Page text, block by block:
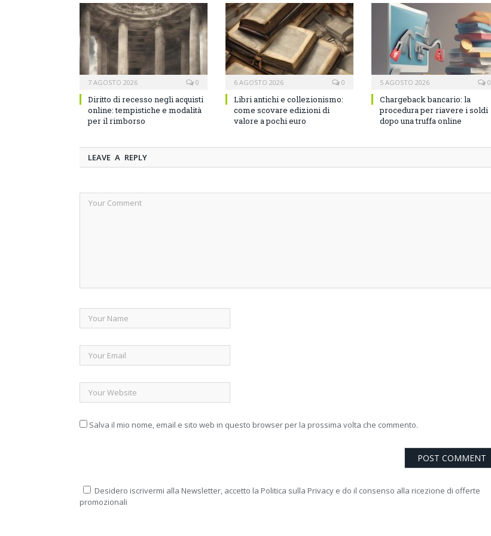
7 AGOSTO 2026 0
Diritto di recesso negli acquisti
online: tempistiche e modalità
per il rimborso
6 AGOSTO 2026 0
Libri antichi e collezionismo:
come scovare edizioni di
valore a pochi euro
5 AGOSTO 2026 0
Chargeback bancario: la
procedura per riavere i soldi
dopo una truffa online
LEAVE A REPLY
Salva il mio nome, email e sito web in questo browser per la prossima volta che commento.
Desidero iscrivermi alla Newsletter, accetto la Politica sulla Privacy e do il consenso alla ricezione di offerte
promozionali